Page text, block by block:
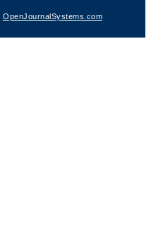
OpenJournalSystems.com